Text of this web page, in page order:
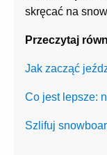
skręcać na
Przeczytaj
Jak zacząć
Co jest lepsze:
Szlifuj